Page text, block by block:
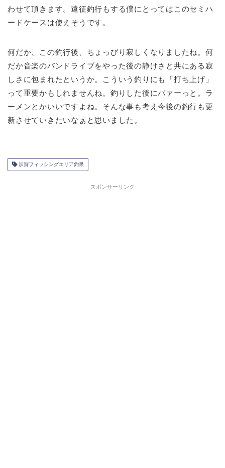
わせて頂きます。遠征釣行もする僕にとってはこのセミハ
ードケースは使えそうです。
何だか、この釣行後、ちょっぴり寂しくなりましたね。何
だか音楽のバンドライブをやった後の静けさと共にある寂
しさに包まれたというか。こういう釣りにも「打ち上げ」
って重要かもしれませんね。釣りした後にパァーっと。ラ
ーメンとかいいですよね。そんな事も考え今後の釣行も更
新させていきたいなぁと思いました。
加賀フィッシングエリア釣果
スポンサーリンク